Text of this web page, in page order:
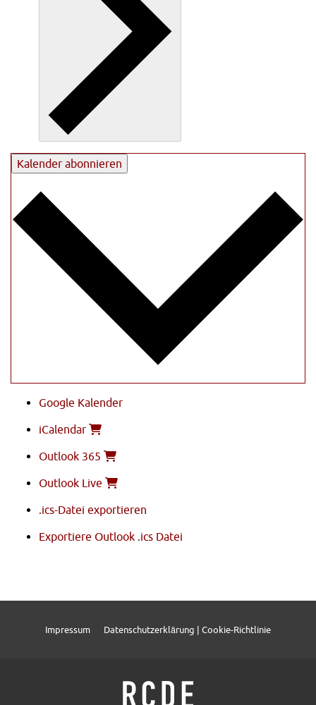
Kalender abonnieren
Google Kalender
iCalendar
Outlook 365
Outlook Live
.ics-Datei exportieren
Exportiere Outlook .ics Datei
Impressum Datenschutzerklärung | Cookie-Richtlinie